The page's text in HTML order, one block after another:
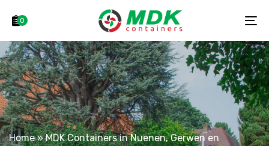
links
navigation
Skip
to
content
0
Home»MDK Containers in Nuenen, Gerwen en